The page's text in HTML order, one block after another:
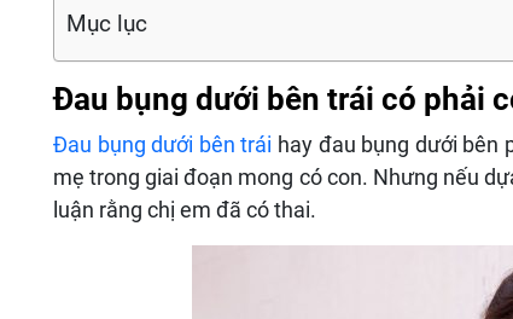
Mục lục
Đau bụng dưới bên trái có phải
Đau bụng dưới bên trái hay đau bụng dưới bên
mẹ trong giai đoạn mong có con. Nhưng nếu
luận rằng chị em đã có thai.